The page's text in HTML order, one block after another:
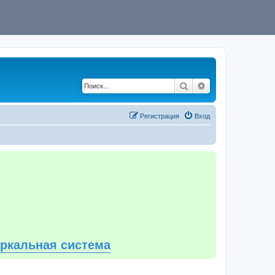
Поиск
Вход
Регистрация
система